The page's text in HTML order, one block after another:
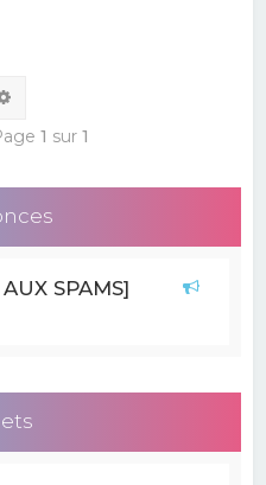
r
1 sur 1
SPAMS]